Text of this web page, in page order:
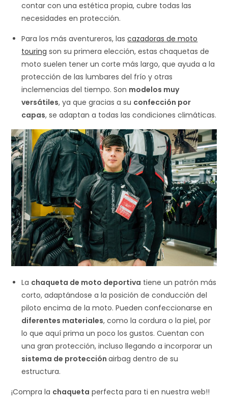
contar con una estética propia, cubre todas las
necesidades en protección.
Para los más aventureros, lascazadoras de moto
touring son su primera elección, estas chaquetas de
moto suelen tener un corte más largo, que ayuda a la
protección de las lumbares del frío y otras
inclemencias del tiempo. Son modelos muy
versátiles, ya que gracias a su confección por
capas, se adaptan a todas las condiciones climáticas.
La chaqueta de moto deportiva tiene un patrón más
corto, adaptándose a la posición de conducción del
piloto encima de la moto. Pueden confeccionarse en
diferentes materiales, como la cordura o la piel, por
lo que aquí prima un poco los gustos. Cuentan con
una gran protección, incluso llegando a incorporar un
sistema de protecciónairbag dentro de su
estructura.
¡Compra la chaqueta perfecta para ti en nuestra web!!